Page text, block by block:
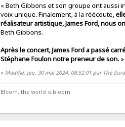
« Beth Gibbons et son groupe ont aussi
voix unique. Finalement, à la réécoute,
réalisateur artistique, James Ford, nous
Beth Gibbons.
Après le concert, James Ford a passé
Stéphane Foulon notre preneur de son. »
« Modifié: jeu. 30 mai 2024, 08:52:01 par The
Bloom, the world is bloom